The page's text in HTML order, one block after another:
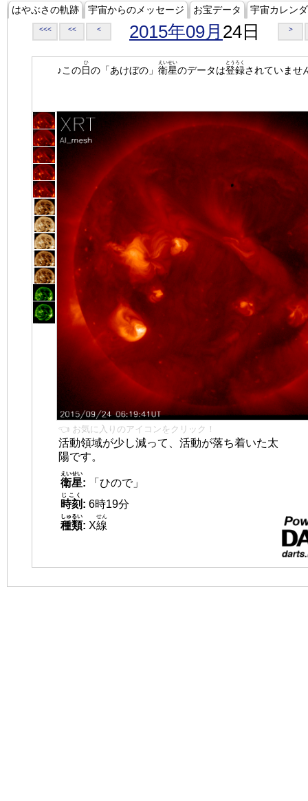
はやぶさの軌跡 宇宙からのメッセージ お宝データ 宇宙カレン
<<< << < 2015年09月 24日 >
♪この日
ひ
の「あけぼの」 衛星
えいせい
のデータは登録
とうろく
されていませ
👈 お気に入りのアイコンをクリック！
活動領域が少し減って、活動が落ち着いた太
陽です。
衛星
えいせい
:
「ひので」
時刻
じこく
: 6時19分
種類
しゅるい
: X線
せん